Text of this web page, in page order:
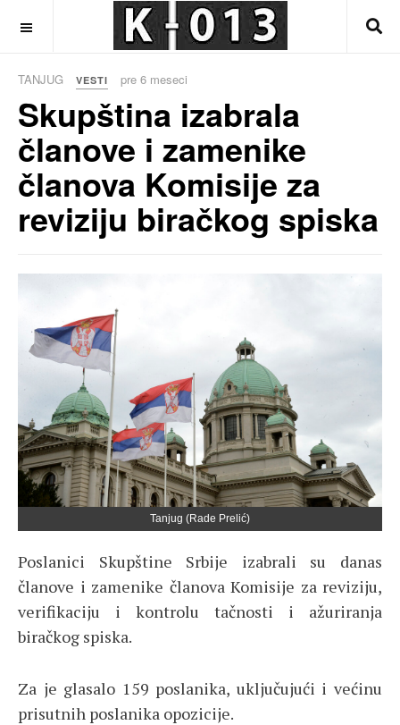
TANJUG VESTI pre 6 meseci
Skupština izabrala
članove i zamenike
članova Komisije za
reviziju biračkog spiska
Tanjug (Rade Prelić)
Poslanici Skupštine Srbije izabrali su danas
članove i zamenike članova Komisije za reviziju,
verifikaciju i kontrolu tačnosti i ažuriranja
biračkog spiska.
Za je glasalo 159 poslanika, uključujući i većinu
prisutnih poslanika opozicije.